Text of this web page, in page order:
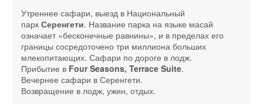
Утреннее сафари, выезд в Национальный
парк Серенгети. Название парка на языке масай
означает «бесконечные равнины», и в пределах его
границы сосредоточено три миллиона больших
млекопитающих. Сафари по дороге в лодж.
Прибытие в Four Seasons, Terrace Suite.
Вечернее сафари в Серенгети.
Возвращение в лодж, ужин, отдых.